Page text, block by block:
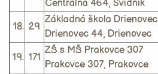
Centrálna 464, Svidník
18. 29
Základná škola Drienovec
Drienovec 44, Drienovec
19. 171
ZŠ s MŠ Prakovce 307
Prakovce 307, Prakovce